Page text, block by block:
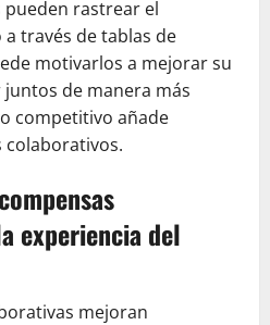
pueden rastrear el
través de tablas de
motivarlos a mejorar su
de manera más
competitivo añade
colaborativos.
experiencia del
mejoran